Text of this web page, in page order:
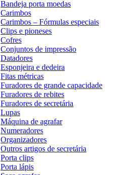
Bandeja porta moedas
Carimbos
Carimbos – Fórmulas especiais
Clips e pioneses
Cofres
Conjuntos de impressão
Datadores
Esponjeira e dedeira
Fitas métricas
Furadores de grande capacidade
Furadores de rebites
Furadores de secretária
Lupas
Máquina de agrafar
Numeradores
Organizadores
Outros artigos de secretária
Porta clips
Porta lápis